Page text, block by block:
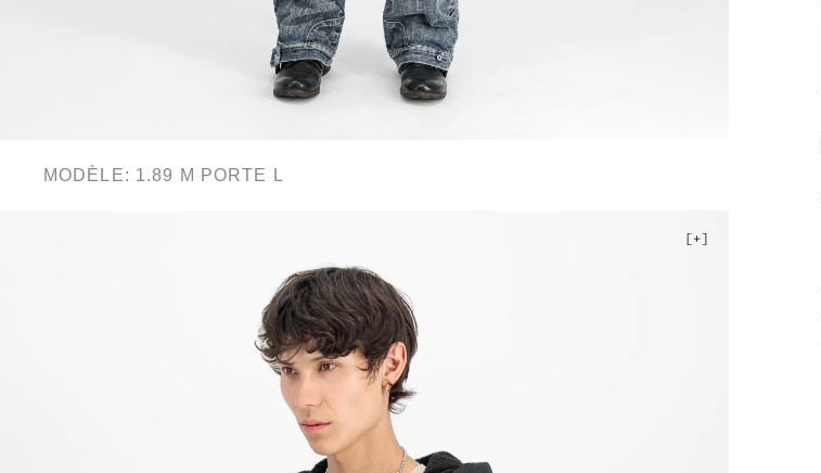
MODÈLE: 1.89 M PORTE L